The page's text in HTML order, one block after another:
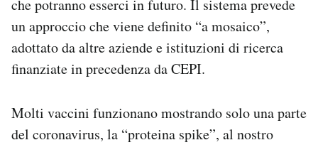
che potranno esserci in futuro. Il sistema prevede
un approccio che viene definito “a mosaico”,
adottato da altre aziende e istituzioni di ricerca
finanziate in precedenza da CEPI.
Molti vaccini funzionano mostrando solo una parte
del coronavirus, la “proteina spike”, al nostro